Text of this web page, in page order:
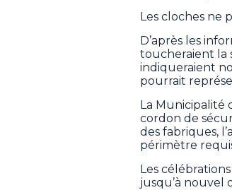
Les cloches ne
D’après les
toucheraient la
indiqueraient
pourrait
La Municipalité
cordon de
des fabriques,
périmètre
Les
jusqu’à nouvel